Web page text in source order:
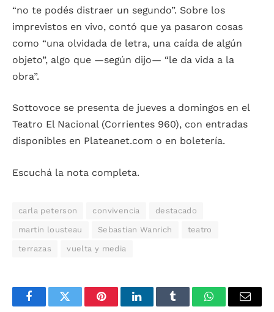
“no te podés distraer un segundo”. Sobre los
imprevistos en vivo, contó que ya pasaron cosas
como “una olvidada de letra, una caída de algún
objeto”, algo que —según dijo— “le da vida a la
obra”.
Sottovoce se presenta de jueves a domingos en el
Teatro El Nacional (Corrientes 960), con entradas
disponibles en Plateanet.com o en boletería.
Escuchá la nota completa.
carla peterson convivencia destacado
martin lousteau Sebastian Wanrich teatro
terrazas vuelta y media
FacebookTwitter PinterestLinkedInTumblr WhatsAppEmail